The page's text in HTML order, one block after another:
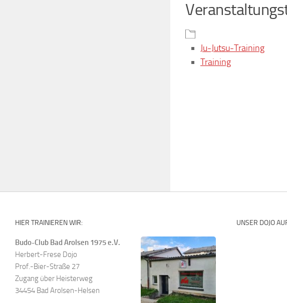
Ju-Jutsu-Training
Training
HIER TRAINIEREN WIR:
Budo-Club Bad Arolsen 1975 e.V.
Herbert-Frese Dojo
Prof.-Bier-Straße 27
Zugang über Heisterweg
34454 Bad Arolsen-Helsen
UNSER DOJO